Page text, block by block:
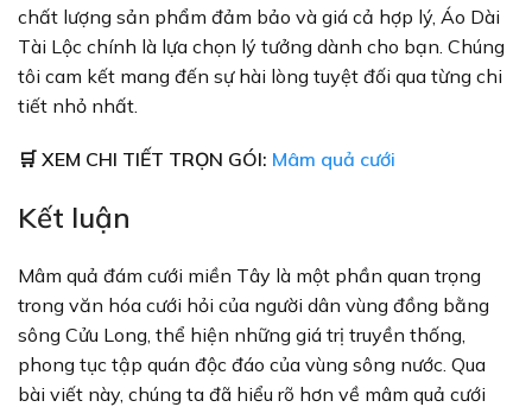
chất lượng sản phẩm đảm bảo và giá cả hợp lý, Áo Dài
Tài Lộc chính là lựa chọn lý tưởng dành cho bạn. Chúng
tôi cam kết mang đến sự hài lòng tuyệt đối qua từng chi
tiết nhỏ nhất.
🛒 XEM CHI TIẾT TRỌN GÓI: Mâm quả cưới
Kết luận
Mâm quả đám cưới miền Tây là một phần quan trọng
trong văn hóa cưới hỏi của người dân vùng đồng bằng
sông Cửu Long, thể hiện những giá trị truyền thống,
phong tục tập quán độc đáo của vùng sông nước. Qua
bài viết này, chúng ta đã hiểu rõ hơn về mâm quả cưới